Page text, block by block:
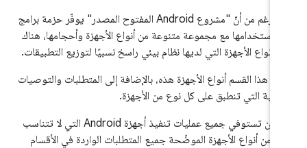
على الرغم من أنّ "مشروع Android المفتوح المصدر" يوفّر حزمة برامج
استخدامها مع مجموعة متنوعة من أنواع الأجهزة وأحجامها، هناك
أنواع الأجهزة التي لديها نظام بيئي راسخ نسبيًا لتوزيع التطبيقات.
هذا القسم أنواع الأجهزة هذه، بالإضافة إلى المتطلبات والتوصيات
التي تنطبق على كل نوع من الأجهزة.
يجب أن تستوفي جميع عمليات تنفيذ أجهزة Android التي لا تتناسب
من أنواع الأجهزة الموضّحة جميع المتطلبات الواردة في الأقسام